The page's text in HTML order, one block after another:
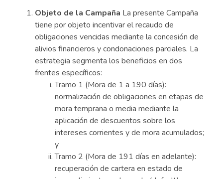
Objeto de la Campaña La presente Campaña
tiene por objeto incentivar el recaudo de
obligaciones vencidas mediante la concesión de
alivios financieros y condonaciones parciales. La
estrategia segmenta los beneficios en dos
frentes específicos:
Tramo 1 (Mora de 1 a 190 días):
normalización de obligaciones en etapas de
mora temprana o media mediante la
aplicación de descuentos sobre los
intereses corrientes y de mora acumulados;
y
Tramo 2 (Mora de 191 días en adelante):
recuperación de cartera en estado de